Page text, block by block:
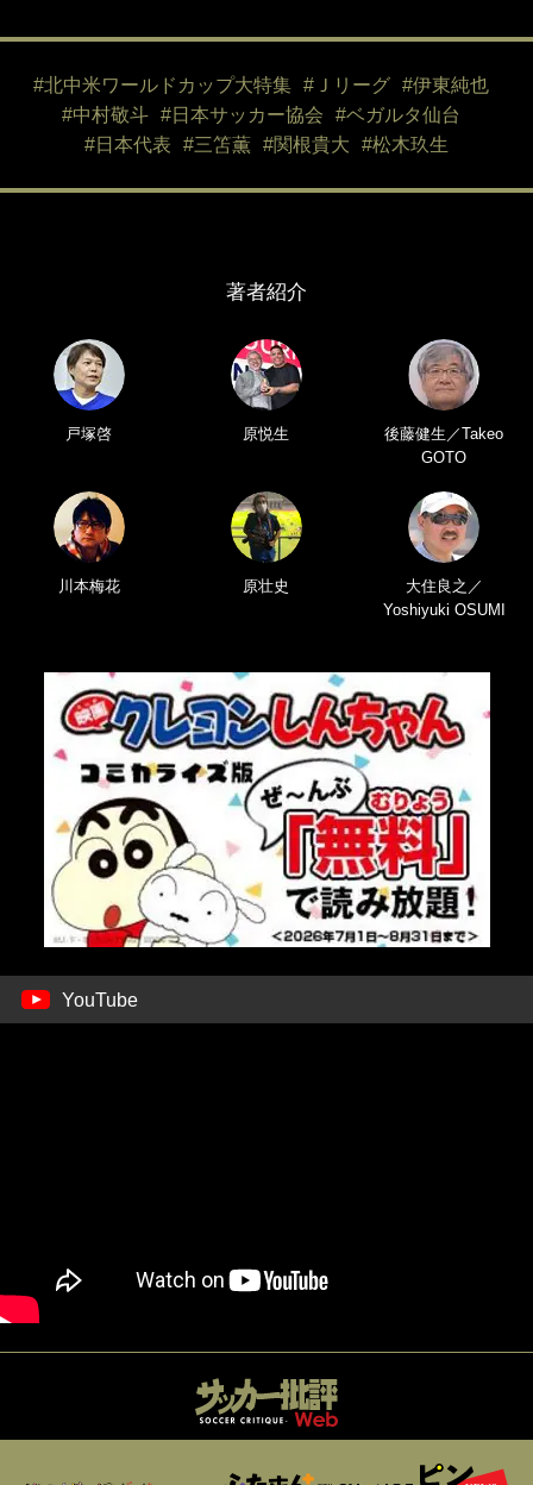
#北中米ワールドカップ大特集 #Ｊリーグ
#伊東純也
#中村敬斗
#日本サッカー協会
#ベガルタ仙台
#日本代表
#三笘薫 #関根貴大 #松木玖生
著者紹介
戸塚啓 原悦生
後藤健生／Takeo
GOTO
川本梅花 原壮史
大住良之／
Yoshiyuki OSUMI
YouTube